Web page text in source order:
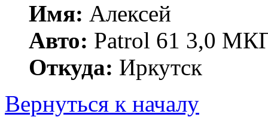
Имя: Алексей
Авто: Patrol 61 3,0
Откуда: Иркутск
Вернуться к началу